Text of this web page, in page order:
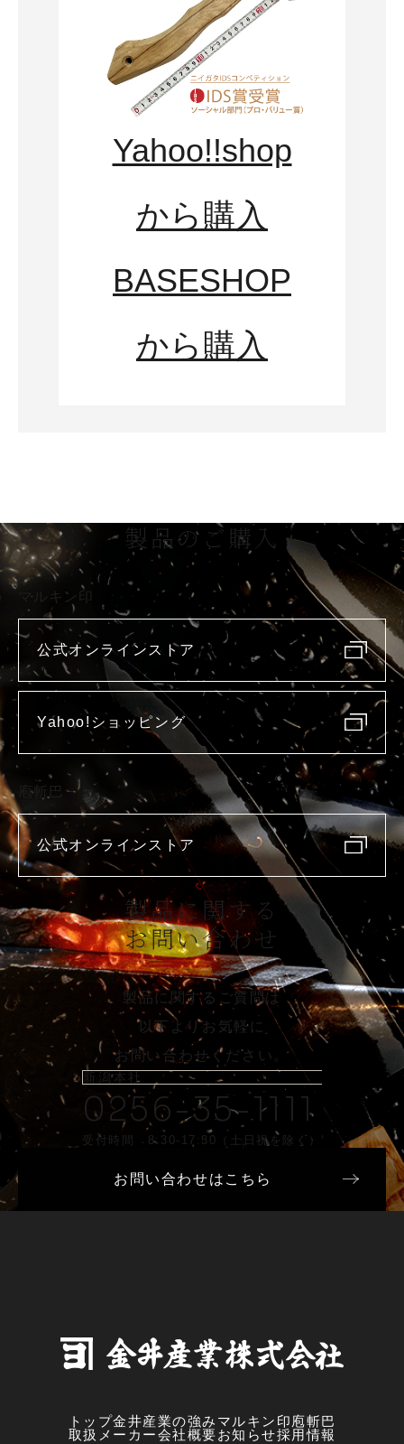
Yahoo!!shop
から購入
BASESHOP
から購入
製品のご購入
マルキン印
公式オンラインストア
Yahoo!ショッピング
庖斬巴
公式オンラインストア
製品に関する
お問い合わせ
製品に関するご質問は
以下よりお気軽に
お問い合わせください。
新潟本社
0256-35-1111
受付時間 8:30-17:30（土日祝を除く）
お問い合わせはこちら
トップ金井産業の強み マルキン印 庖斬巴
取扱メーカー会社概要お知らせ採用情報